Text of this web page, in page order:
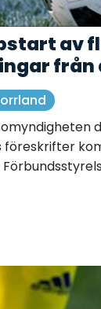
av
från
föreskrifter